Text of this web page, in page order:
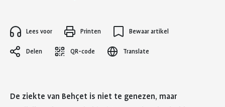
Lees voor Printen Bewaar artikel
Delen QR-code Translate
De ziekte van Behçet is niet te genezen, maar